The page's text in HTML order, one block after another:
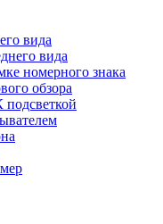
вида
вида
номерного знака
обзора